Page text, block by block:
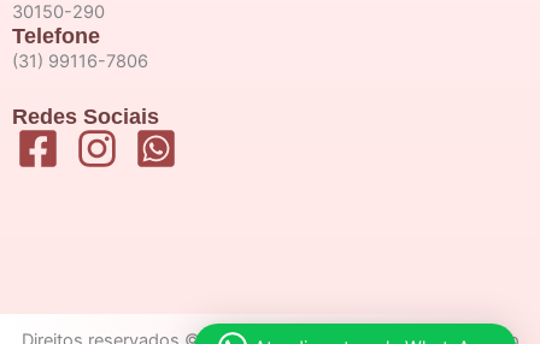
30150-290
Telefone
(31) 99116-7806
Redes Sociais